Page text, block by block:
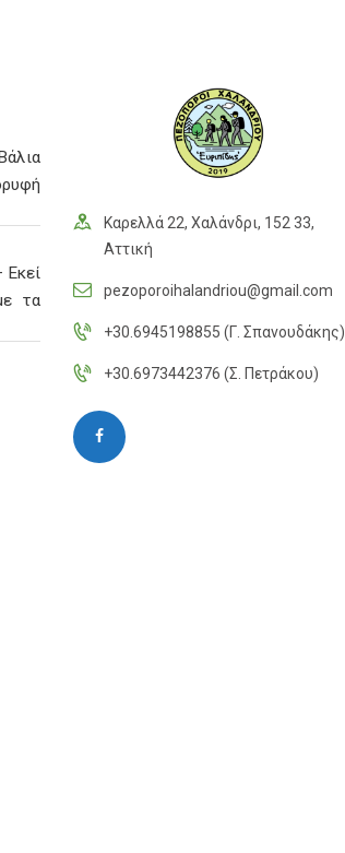
Εκεί
τα
Καρελλά 22, Χαλάνδρι, 152 33,
Αττική
pezoporoihalandriou@gmail.com
+30.6945198855 (Γ. Σπανουδάκης)
+30.6973442376 (Σ. Πετράκου)